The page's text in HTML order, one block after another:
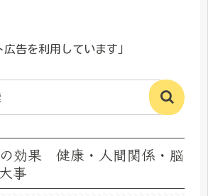
広告を利用しています」
の効果 健康・人間関係・脳
事